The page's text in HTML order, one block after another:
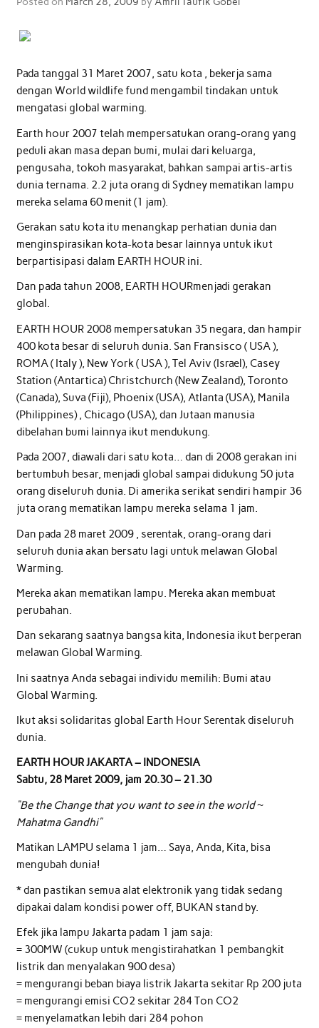
Pada tanggal 31 Maret 2007, satu kota , bekerja sama
dengan World wildlife fund mengambil tindakan untuk
mengatasi global warming.
Earth hour 2007 telah mempersatukan orang-orang yang
peduli akan masa depan bumi, mulai dari keluarga,
pengusaha, tokoh masyarakat, bahkan sampai artis-artis
dunia ternama. 2.2 juta orang di Sydney mematikan lampu
mereka selama 60 menit (1 jam).
Gerakan satu kota itu menangkap perhatian dunia dan
menginspirasikan kota-kota besar lainnya untuk ikut
berpartisipasi dalam EARTH HOUR ini.
Dan pada tahun 2008, EARTH HOURmenjadi gerakan
global.
EARTH HOUR 2008 mempersatukan 35 negara, dan hampir
400 kota besar di seluruh dunia. San Fransisco ( USA ),
ROMA ( Italy ), New York ( USA ), Tel Aviv (Israel), Casey
Station (Antartica) Christchurch (New Zealand), Toronto
(Canada), Suva (Fiji), Phoenix (USA), Atlanta (USA), Manila
(Philippines) , Chicago (USA), dan Jutaan manusia
dibelahan bumi lainnya ikut mendukung.
Pada 2007, diawali dari satu kota… dan di 2008 gerakan ini
bertumbuh besar, menjadi global sampai didukung 50 juta
orang diseluruh dunia. Di amerika serikat sendiri hampir 36
juta orang mematikan lampu mereka selama 1 jam.
Dan pada 28 maret 2009 , serentak, orang-orang dari
seluruh dunia akan bersatu lagi untuk melawan Global
Warming.
Mereka akan mematikan lampu. Mereka akan membuat
perubahan.
Dan sekarang saatnya bangsa kita, Indonesia ikut berperan
melawan Global Warming.
Ini saatnya Anda sebagai individu memilih: Bumi atau
Global Warming.
Ikut aksi solidaritas global Earth Hour Serentak diseluruh
dunia.
EARTH HOUR JAKARTA – INDONESIA
Sabtu, 28 Maret 2009, jam 20.30 – 21.30
“Be the Change that you want to see in the world ~
Mahatma Gandhi”
Matikan LAMPU selama 1 jam… Saya, Anda, Kita, bisa
mengubah dunia!
* dan pastikan semua alat elektronik yang tidak sedang
dipakai dalam kondisi power off, BUKAN stand by.
Efek jika lampu Jakarta padam 1 jam saja:
= 300MW (cukup untuk mengistirahatkan 1 pembangkit
listrik dan menyalakan 900 desa)
= mengurangi beban biaya listrik Jakarta sekitar Rp 200 juta
= mengurangi emisi CO2 sekitar 284 Ton CO2
= menyelamatkan lebih dari 284 pohon